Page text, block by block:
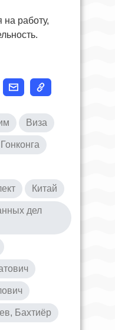
на работу,
Виза
Китай
дел
Бахтиёр